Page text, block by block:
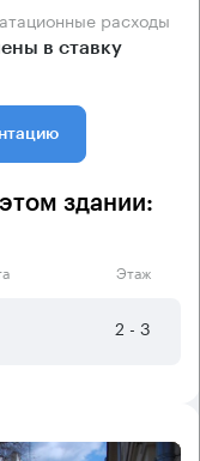
расходы
в ставку
здании:
Этаж
2 - 3